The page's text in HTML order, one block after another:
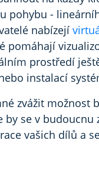
pohybu -
nabízejí
pomáhají
prostředí
instalací
zvážit možnost
by se v budoucnu
vašich dílů a